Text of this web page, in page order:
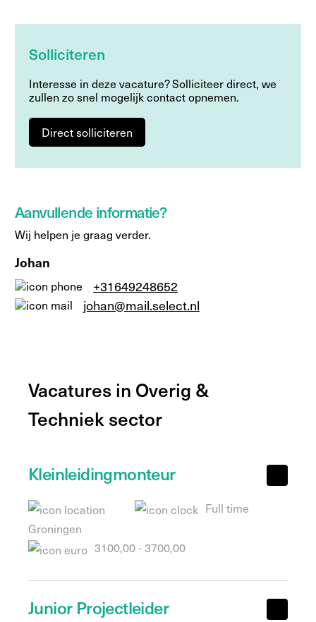
Solliciteren
Interesse in deze vacature? Solliciteer direct, we
zullen zo snel mogelijk contact opnemen.
Direct solliciteren
Aanvullende informatie?
Wij helpen je graag verder.
Johan
+31649248652
johan@mail.select.nl
Vacatures in Overig &
Techniek sector
Kleinleidingmonteur
Groningen
Full time
3100,00 - 3700,00
Junior Projectleider